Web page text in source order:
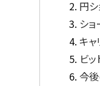
円
シ
キ
ビ
今